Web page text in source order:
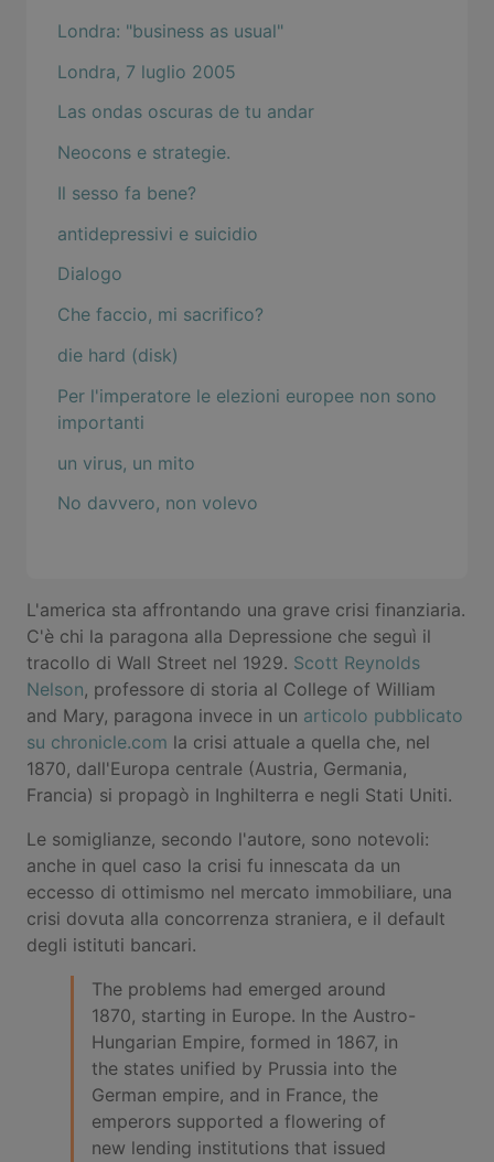
Londra: "business as usual"
Londra, 7 luglio 2005
Las ondas oscuras de tu andar
Neocons e strategie.
Il sesso fa bene?
antidepressivi e suicidio
Dialogo
Che faccio, mi sacrifico?
die hard (disk)
Per l'imperatore le elezioni europee non sono
importanti
un virus, un mito
No davvero, non volevo
L'america sta affrontando una grave crisi finanziaria.
C'è chi la paragona alla Depressione che seguì il
tracollo di Wall Street nel 1929. Scott Reynolds
Nelson, professore di storia al College of William
and Mary, paragona invece in un articolo pubblicato
su chronicle.com la crisi attuale a quella che, nel
1870, dall'Europa centrale (Austria, Germania,
Francia) si propagò in Inghilterra e negli Stati Uniti.
Le somiglianze, secondo l'autore, sono notevoli:
anche in quel caso la crisi fu innescata da un
eccesso di ottimismo nel mercato immobiliare, una
crisi dovuta alla concorrenza straniera, e il default
degli istituti bancari.
The problems had emerged around
1870, starting in Europe. In the Austro-
Hungarian Empire, formed in 1867, in
the states unified by Prussia into the
German empire, and in France, the
emperors supported a flowering of
new lending institutions that issued